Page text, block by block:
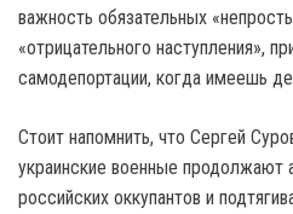
важность обязательных
«отрицательного наступления»,
самодепортации, когда имеешь
Стоит напомнить, что Сергей
украинские военные продолжают
российских оккупантов и